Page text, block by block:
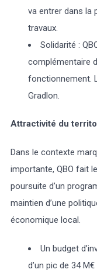
va entrer dans la
travaux.
Solidarité :
complémentaire
fonctionnement.
Gradlon.
Attractivité du
Dans le contexte
importante, QBO fait
poursuite d’un
maintien d’une
économique local.
Un budget
d’un pic de 34